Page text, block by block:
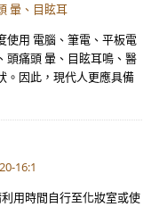
暈、目眩耳
使用 電腦、筆電、平板電
頭痛頭 暈、目眩耳鳴、醫
。因此，現代人更應具備
16:1
用時間自行至化妝室或使